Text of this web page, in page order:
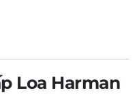
Loa Harman